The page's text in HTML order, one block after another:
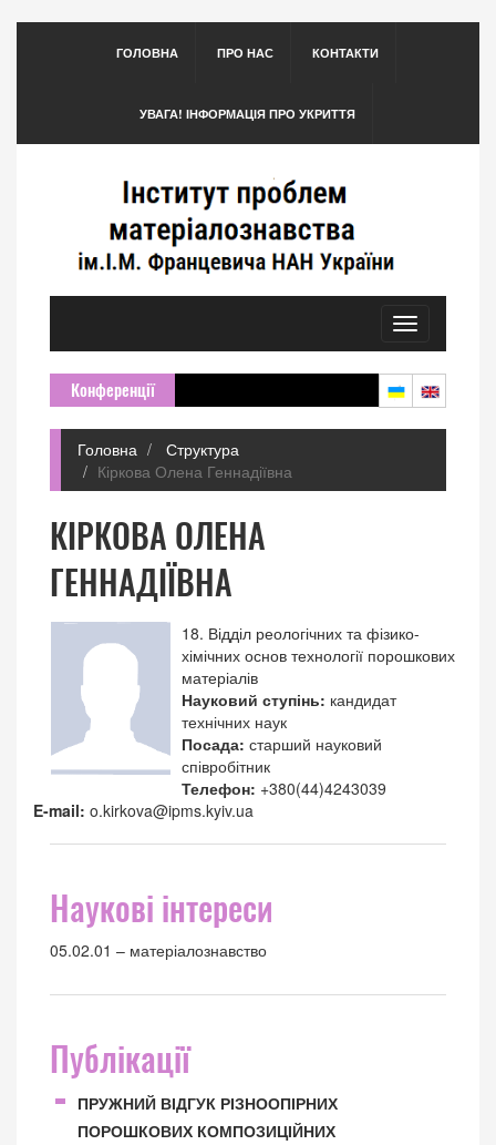
ГОЛОВНА ПРО НАС КОНТАКТИ
УВАГА! ІНФОРМАЦІЯ ПРО УКРИТТЯ
Toggle
navigation
Конференції
Головна
Структура
Кіркова Олена Геннадіївна
КІРКОВА ОЛЕНА
ГЕННАДІЇВНА
18. Відділ реологічних та фізико-
хімічних основ технології порошкових
матеріалів
Науковий ступінь: кандидат
технічних наук
Посада:старший науковий
співробітник
Телефон: +380(44)4243039
E-mail: o.kirkova@ipms.kyiv.ua
Наукові інтереси
05.02.01 – матеріалознавство
Публікації
ПРУЖНИЙ ВІДГУК РІЗНООПІРНИХ
ПОРОШКОВИХ КОМПОЗИЦІЙНИХ